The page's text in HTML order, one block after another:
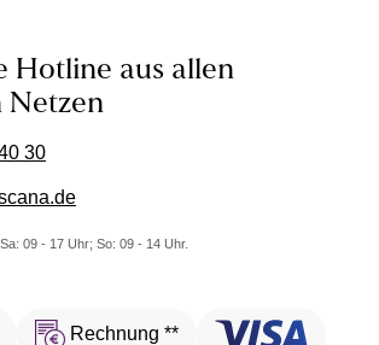
Hotline aus allen
Netzen
30
09 - 17 Uhr; So: 09 - 14 Uhr.
Rechnung **